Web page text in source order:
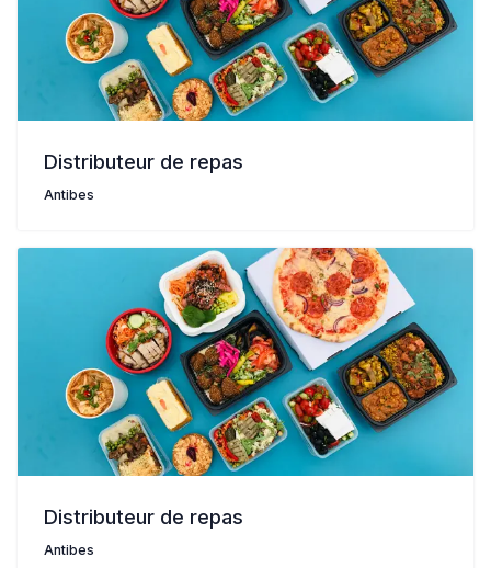
Distributeur de repas
Antibes
Distributeur de repas
Antibes